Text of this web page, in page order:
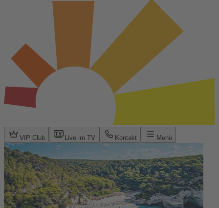
VIP Club Live im TV Kontakt Menü